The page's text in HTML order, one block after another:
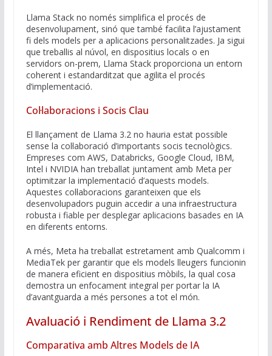
Llama Stack no només simplifica el procés de
desenvolupament, sinó que també facilita l’ajustament
fi dels models per a aplicacions personalitzades. Ja sigui
que treballis al núvol, en dispositius locals o en
servidors on-prem, Llama Stack proporciona un entorn
coherent i estandarditzat que agilita el procés
d’implementació.
Col·laboracions i Socis Clau
El llançament de Llama 3.2 no hauria estat possible
sense la col·laboració d’importants socis tecnològics.
Empreses com AWS, Databricks, Google Cloud, IBM,
Intel i NVIDIA han treballat juntament amb Meta per
optimitzar la implementació d’aquests models.
Aquestes col·laboracions garanteixen que els
desenvolupadors puguin accedir a una infraestructura
robusta i fiable per desplegar aplicacions basades en IA
en diferents entorns.
A més, Meta ha treballat estretament amb Qualcomm i
MediaTek per garantir que els models lleugers funcionin
de manera eficient en dispositius mòbils, la qual cosa
demostra un enfocament integral per portar la IA
d’avantguarda a més persones a tot el món.
Avaluació i Rendiment de Llama 3.2
Comparativa amb Altres Models de IA